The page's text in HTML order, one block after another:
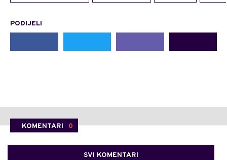
PODIJELI
KOMENTARI 0
SVI KOMENTARI